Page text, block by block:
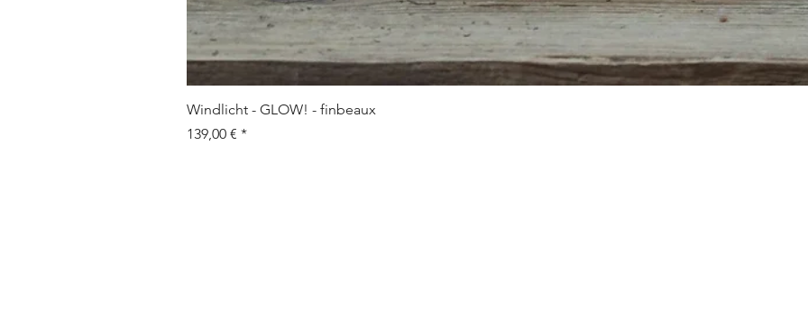
Windlicht - GLOW! - finbeaux
Prix
139,00 €